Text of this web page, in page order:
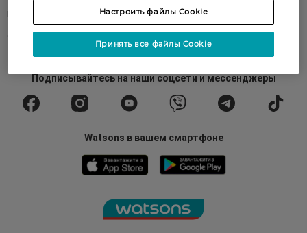
Политика конфиденциальности Публичная оферта
СМИ о нас
Подписывайтесьна наши соцсети и мессенджеры
Watsons в вашем смартфоне
Настроить файлы Cookie
Принять все файлы Cookie